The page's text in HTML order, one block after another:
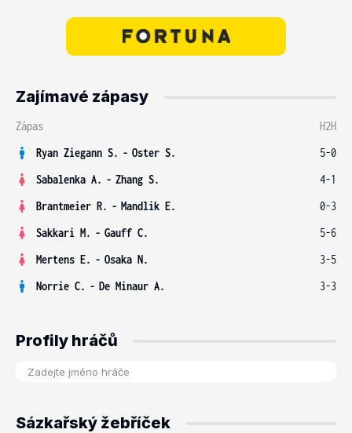
Zajímavé zápasy
Zápas
H2H
Ryan Ziegann S. - Oster S.
5-0
Sabalenka A. - Zhang S.
4-1
Brantmeier R. - Mandlik E.
0-3
Sakkari M. - Gauff C.
5-6
Mertens E. - Osaka N.
3-5
Norrie C. - De Minaur A. 3-3
Profily hráčů
Sázkařský žebříček